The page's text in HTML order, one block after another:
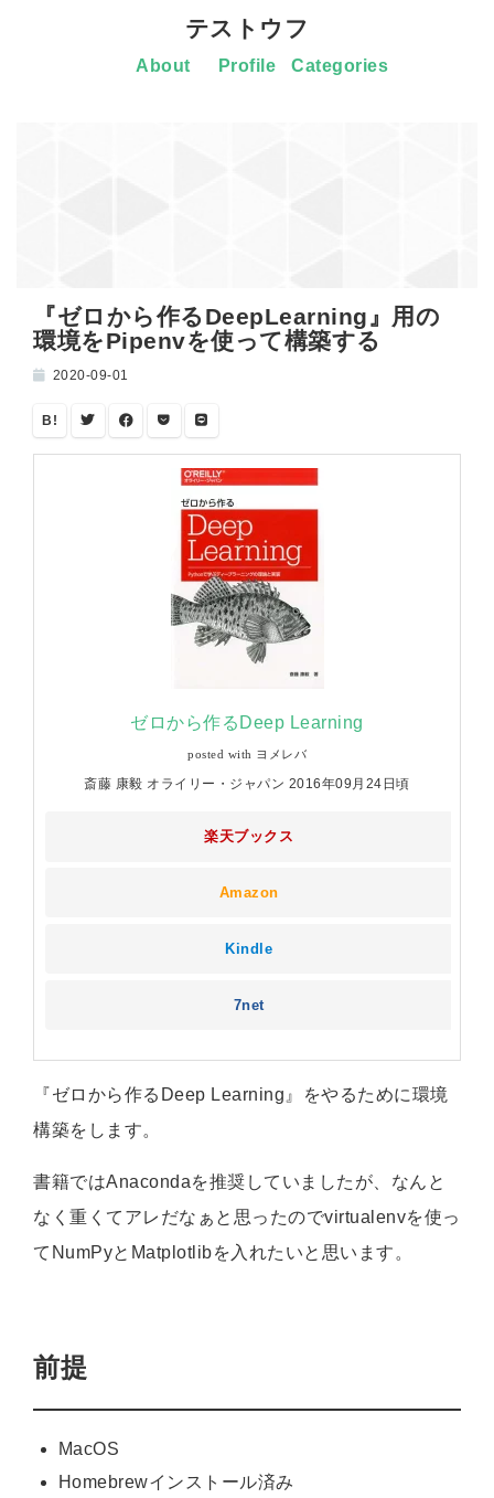
テストウフ
About Profile Categories
『ゼロから作るDeepLearning』用の
環境をPipenvを使って構築する
2020-09-01
B!
ゼロから作るDeep Learning
posted with ヨメレバ
斎藤 康毅 オライリー・ジャパン 2016年09月24日頃
楽天ブックス
Amazon
Kindle
7net
『ゼロから作るDeep Learning』をやるために環境
構築をします。
書籍ではAnacondaを推奨していましたが、なんと
なく重くてアレだなぁと思ったのでvirtualenvを使っ
てNumPyとMatplotlibを入れたいと思います。
前提
MacOS
Homebrewインストール済み